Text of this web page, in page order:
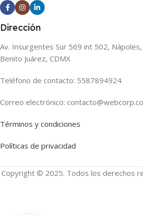
Dirección
Av. Insurgentes Sur 569 int 502,
Benito Juárez, CDMX
Teléfono de contacto: 5587894924
Correo electrónico:
Términos y condiciones
Políticas de privacidad
Copyright © 2025. Todos los derechos